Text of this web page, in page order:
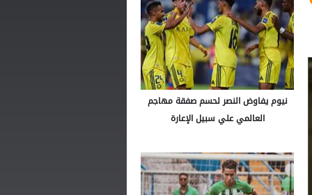
نيوم يفاوض النصر لحسم صفقة مهاجم
العالمي علي سبيل الإعارة